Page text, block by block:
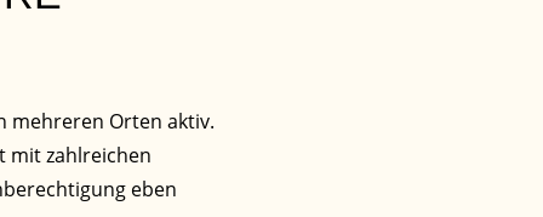
mehreren Orten aktiv.
mit zahlreichen
eben